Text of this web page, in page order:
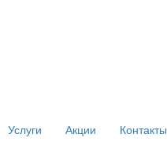
Услуги Акции Контакты